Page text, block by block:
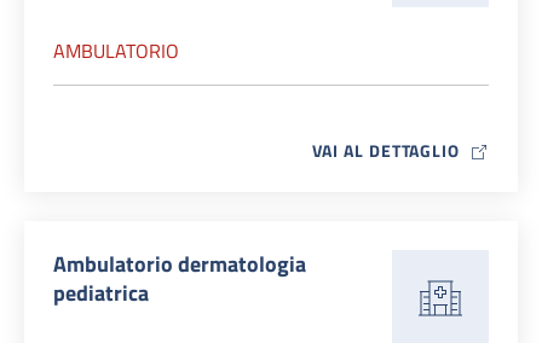
AMBULATORIO
VAI AL DETTAGLIO MAP ICON
Ambulatorio dermatologia
pediatrica